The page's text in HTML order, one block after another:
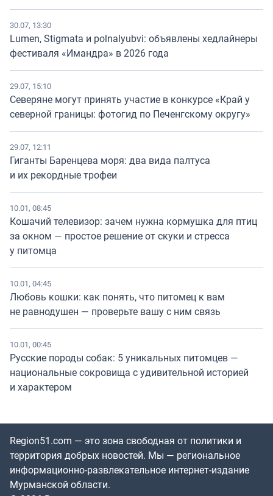
30.07, 13:30
Lumen, Stigmata и polnalyubvi: объявлены хедлайнеры
фестиваля «Имандра» в 2026 года
29.07, 15:10
Северяне могут принять участие в конкурсе «Край у
северной границы: фотогид по Печенгскому округу»
29.07, 12:11
Гиганты Баренцева моря: два вида палтуса
и их рекордные трофеи
10.01, 08:45
Кошачий телевизор: зачем нужна кормушка для птиц
за окном — простое решение от скуки и стресса
у питомца
10.01, 04:45
Любовь кошки: как понять, что питомец к вам
не равнодушен — проверьте вашу с ним связь
10.01, 00:45
Русские породы собак: 5 уникальных питомцев —
национальные сокровища с удивительной историей
и характером
Region51.com — это зона свободная от политики и
территория добрых новостей. Мы — региональное
информационно-развлекательное интернет-издание
Мурманской области.